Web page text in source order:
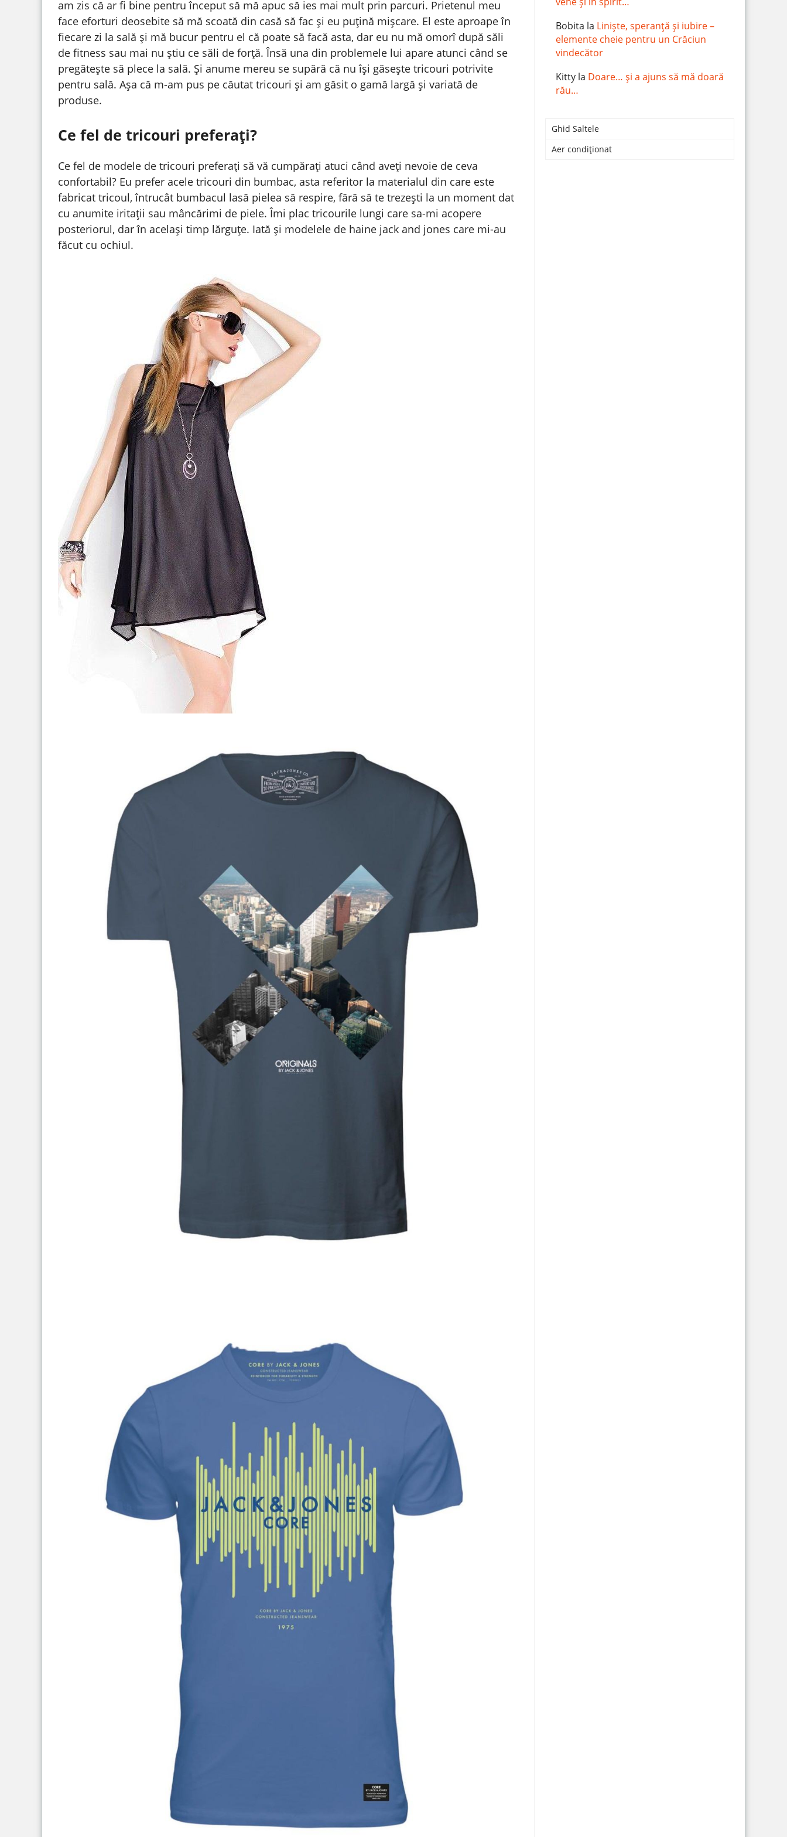
am zis că ar fi bine pentru început să mă apuc să ies mai mult prin parcuri. Prietenul meu
face eforturi deosebite să mă scoată din casă să fac și eu puțină mișcare. El este aproape în
fiecare zi la sală și mă bucur pentru el că poate să facă asta, dar eu nu mă omorî după săli
de fitness sau mai nu știu ce săli de forță. Însă una din problemele lui apare atunci când se
pregătește să plece la sală. Și anume mereu se supără că nu își găsește tricouri potrivite
pentru sală. Așa că m-am pus pe căutat tricouri și am găsit o gamă largă și variată de
produse.
Ce fel de tricouri preferați?
Ce fel de modele de tricouri preferați să vă cumpărați atuci când aveți nevoie de ceva
confortabil? Eu prefer acele tricouri din bumbac, asta referitor la materialul din care este
fabricat tricoul, întrucât bumbacul lasă pielea să respire, fără să te trezești la un moment dat
cu anumite iritații sau mâncărimi de piele. Îmi plac tricourile lungi care sa-mi acopere
posteriorul, dar în același timp lărguțe. Iată și modelele de haine jack and jones care mi-au
făcut cu ochiul.
Bobita la Liniște, speranță și iubire –
elemente cheie pentru un Crăciun
vindecător
Kitty la Doare… și a ajuns să mă doară
rău…
Ghid Saltele
Aer condiționat